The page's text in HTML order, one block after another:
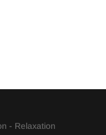
- Relaxation